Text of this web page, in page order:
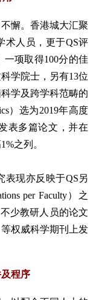
懈。香港城大汇聚
术人员，更于QS评
一项取得100分的佳
学院士，另有13位
学及跨学科范畴的
）选为2019年高度
表多篇论文，并在
之列。
表现亦反映于QS另
per Faculty）之
少教研人员的论文
权威科学期刊上发
程序